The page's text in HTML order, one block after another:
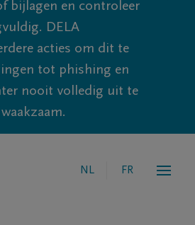
bijlagen en controleer
DELA
acties om dit te
tot phishing en
nooit volledig uit te
NL FR